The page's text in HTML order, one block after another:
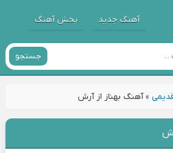
آهنگ جدید پخش آهنگ
جستجو
»آهنگ بهناز از آرش